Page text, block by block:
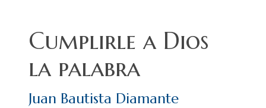
Cumplirle a Dios
la palabra
Juan Bautista Diamante